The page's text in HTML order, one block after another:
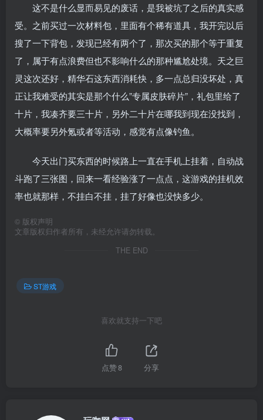
这不是什么显而易见的废话，是我被坑了之后的真实感
受。之前买过一次材料包，里面有个稀有道具，我开完以后
搜了一下背包，发现已经有两个了，那次买的那个等于重复
了，属于有点浪费但也不影响什么的那种尴尬处境。天之巨
灵这次还好，精华石这东西消耗快，多一点总归没坏处，真
正让我难受的其实是那个什么”专属皮肤碎片”，礼包里给了
十片，我凑齐要三十片，另外二十片在哪我到现在没找到，
大概率要另外氪或者等活动，感觉有点像钓鱼。
今天出门买东西的时候路上一直在手机上挂着，自动战
斗跑了三张图，回来一看经验涨了一点点，这游戏的挂机效
率也就那样，不挂白不挂，挂了好像也没快多少。
© 版权声明
文章版权归作者所有，未经允许请勿转载。
THE END
ST游戏
喜欢就支持一下吧
点赞8 分享